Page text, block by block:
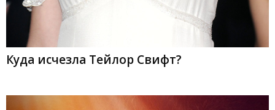
Куда исчезла Тейлор Свифт?